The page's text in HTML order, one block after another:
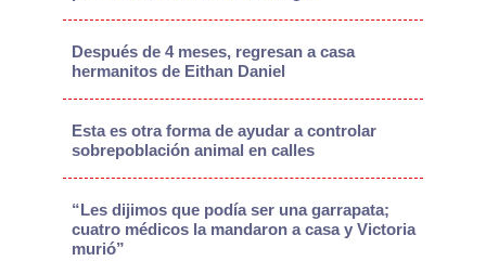
Después de 4 meses, regresan a casa
hermanitos de Eithan Daniel
Esta es otra forma de ayudar a controlar
sobrepoblación animal en calles
“Les dijimos que podía ser una garrapata;
cuatro médicos la mandaron a casa y Victoria
murió”